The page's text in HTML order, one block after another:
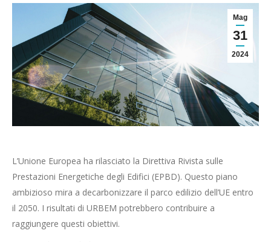
Mag
31
2024
L’Unione Europea ha rilasciato la Direttiva Rivista sulle
Prestazioni Energetiche degli Edifici (EPBD). Questo piano
ambizioso mira a decarbonizzare il parco edilizio dell’UE entro
il 2050. I risultati di URBEM potrebbero contribuire a
raggiungere questi obiettivi.